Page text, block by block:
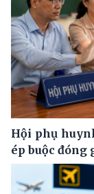
Hội phụ
ép buộc đóng